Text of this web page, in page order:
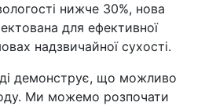
нижче 30%, нова
для ефективної
надзвичайної сухості.
демонструє, що можливо
Ми можемо розпочати